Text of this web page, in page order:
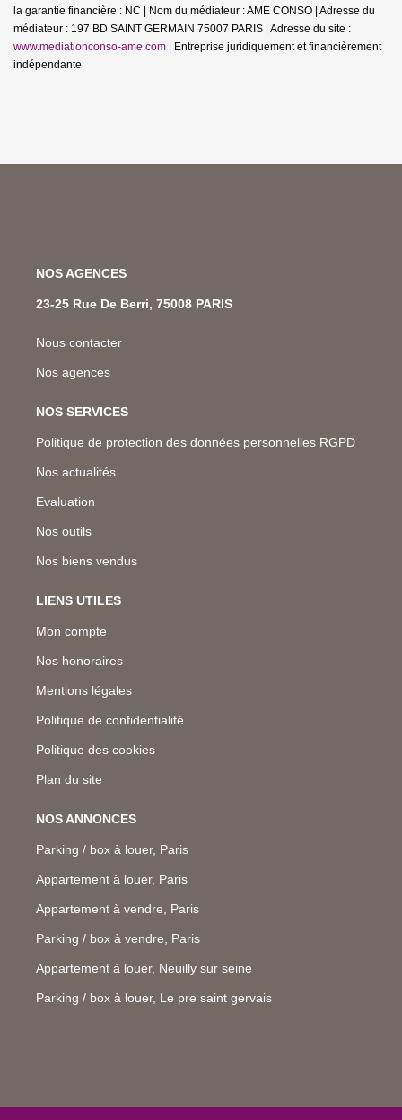
la garantie financière : NC | Nom du médiateur : AME CONSO | Adresse du
médiateur : 197 BD SAINT GERMAIN 75007 PARIS | Adresse du site :
www.mediationconso-ame.com | Entreprise juridiquement et financièrement
indépendante
NOS AGENCES
23-25 Rue De Berri, 75008 PARIS
Nous contacter
Nos agences
NOS SERVICES
Politique de protection des données personnelles RGPD
Nos actualités
Evaluation
Nos outils
Nos biens vendus
LIENS UTILES
Mon compte
Nos honoraires
Mentions légales
Politique de confidentialité
Politique des cookies
Plan du site
NOS ANNONCES
Parking / box à louer, Paris
Appartement à louer, Paris
Appartement à vendre, Paris
Parking / box à vendre, Paris
Appartement à louer, Neuilly sur seine
Parking / box à louer, Le pre saint gervais